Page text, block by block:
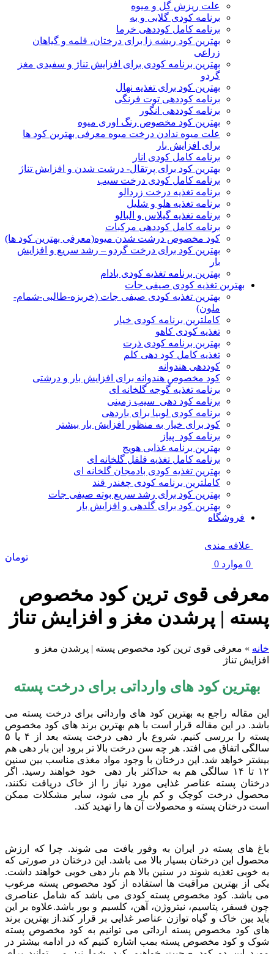
علت ریزش گل و میوه
برنامه کودی گلابی و به
برنامه کامل کوددهی خرما
بهترین کود ریشه زا برای درختان، قلمه و گیاهان
زراعی
بهترین برنامه کودی برای افزایش تناژ و سفیدی مغز
گردو
بهترین کود برای تغذیه نهال
برنامه کوددهی توت فرنگی
برنامه کوددهی انگور
بهترین کود مخصوص رنگ اوری میوه
علت میوه ندادن درخت میوه معرفی بهترین کود ها
برای افزایش بار
برنامه کامل کودی انار
بهترین کود برای پرتقال- درشت شدن و افزایش تناژ
برنامه کامل کودی درخت سیب
برنامه تغذیه درخت زردالو
برنامه تغذیه هلو و شلیل
برنامه تغذیه گیلاس و البالو
برنامه کامل کوددهی مرکبات
کود مخصوص درشت شدن میوه(معرفی بهترین کود ها)
بهترین کود برای درخت گردو – رشد سریع و افزایش
بار
بهترین برنامه تغذیه کودی بادام
بهترین تغذیه کودی صیفی جات
بهترین تغذیه کودی صیفی جات (خربزه-طالبی-شمام-
ملون)
کاملترین برنامه کودی خیار
تغذیه کودی کاهو
بهتربن برنامه کودی ذرت
تغذیه کامل کود دهی کلم
کوددهی هندوانه
کود مخصوص هندوانه برای افزایش بار و درشتی
برنامه تغذیه گوجه گلخانه ای
برنامه کود دهی سیب زمینی
برنامه کودی لوبیا برای باردهی
کود برای خیار به منظور افزایش بار بیشتر
برنامه کود پیاز
بهترین برنامه غذایی هویج
برنامه کامل تغذیه فلفل گلخانه ای
بهترین تغذیه کودی بادمجان گلخانه ای
کاملترین برنامه کودی چغندر قند
بهترین کود برای رشد سریع بوته صیفی جات
بهترین کود برای گلدهی و افزایش بار
فروشگاه
علاقه مندی
0 موارد 0
تومان
معرفی قوی ترین کود مخصوص
پسته | پرشدن مغز و افزایش تناژ
خانه » معرفی قوی ترین کود مخصوص پسته | پرشدن مغز و
افزایش تناژ
بهترین کود های وارداتی برای درخت پسته
این مقاله راجع به بهترین کود های وارداتی برای درخت پسته می
باشد. در این مقاله قرار است با هم بهترین برند های کود مخصوص
پسته را بررسی کنیم. شروع بار دهی درخت پسته بعد از ۴ یا ۵
سالگی اتفاق می افتد. هر چه سن درخت بالا تر برود این بار دهی هم
بیشتر خواهد شد. این درختان با وجود مواد مغذی مناسب بین سنین
۱۲ تا ۱۴ سالگی هم به حداکثر بار دهی خود خواهند رسید. اگر
درختان پسته عناصر غذایی مورد نیاز را از خاک دریافت نکنند،
محصول درخت کوچک و کم بار می شود، سایر مشکلات ممکن
است درختان پسته و محصولات آن ها را تهدید کند.
باغ های پسته در ایران به وفور یافت می شوند. چرا که ارزش
محصول این درختان بسیار بالا می باشد. این درختان در صورتی که
به خوبی تغذیه شوند در سنین بالا هم بار دهی خوبی خواهند داشت.
یکی از بهترین مراقبت ها استفاده از کود مخصوص پسته مرغوب
می باشد. کود مخصوص پسته کودی می باشد که شامل عناصری
چون فسفر، پتاسیم، نیتروژن، آهن، کلسیم و بور باشد.علاوه بر این
باید بین خاک و گیاه توازن عناصر غذایی بر قرار کند.از بهترین برند
های کود مخصوص پسته ارداتی می توانیم به کود مخصوص پسته
شوک و کود مخصوص پسته بمب اشاره کنیم که در ادامه بیشتر در